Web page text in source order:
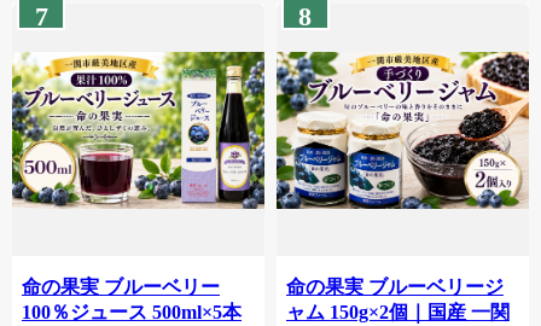
7
命の果実 ブルーベリー
100％ジュース 500ml×5本
8
命の果実 ブルーベリージ
ャム 150g×2個｜国産 一関